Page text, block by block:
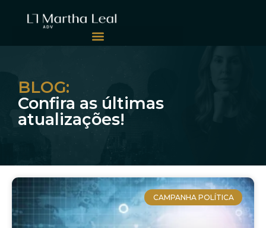
BLOG:
Confira as últimas
atualizações!
CAMPANHA POLÍTICA